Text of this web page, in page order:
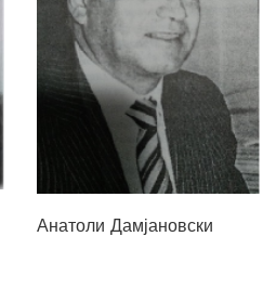
Анатоли Дамјановски